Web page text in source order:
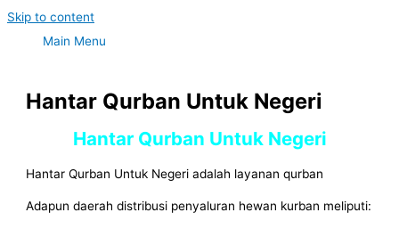
Skip to content
Main Menu
Hantar Qurban Untuk Negeri
Hantar Qurban Untuk Negeri
Hantar Qurban Untuk Negeri adalah layanan qurban
Adapun daerah distribusi penyaluran hewan kurban meliputi: